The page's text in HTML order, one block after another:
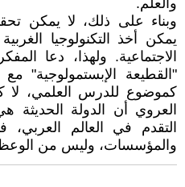
والعلم.
وبناء على ذلك، لا يمكن
يمكن أخذ التكنولوجيا
الاجتماعية. ولهذا، دعا
"القطيعة الإبستمولوجية"
كموضوع للدرس العلمي، لا
العروي أن الدولة الحديثة
التقدم في العالم العربي،
والمؤسسات، وليس من الوعظ